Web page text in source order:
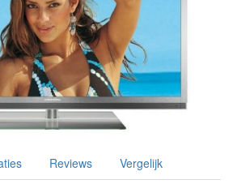
Reviews Vergelijk